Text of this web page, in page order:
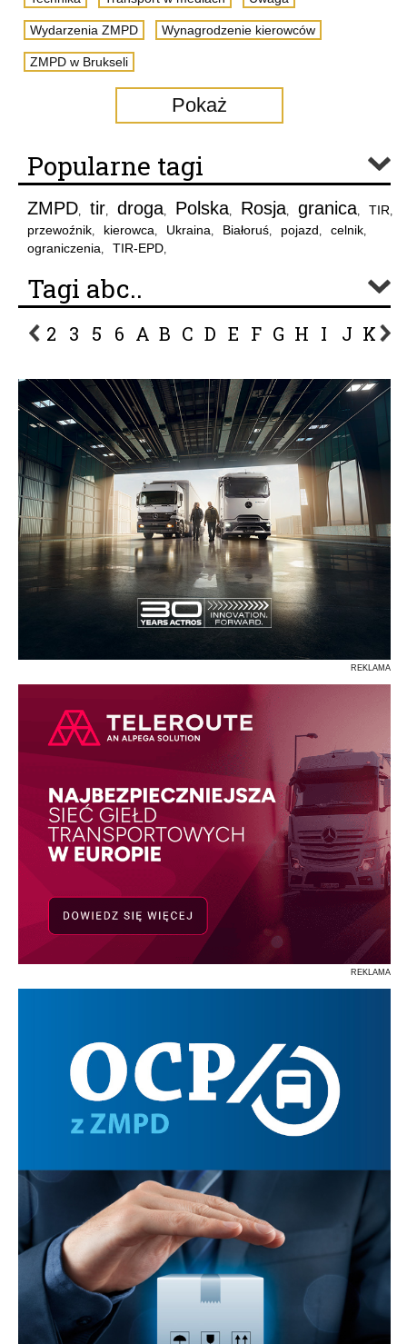
Wydarzenia ZMPD Wynagrodzenie kierowców
ZMPD w Brukseli
Pokaż
Popularne tagi
ZMPD, tir, droga, Polska, Rosja, granica, TIR,
przewoźnik, kierowca, Ukraina, Białoruś, pojazd, celnik,
ograniczenia, TIR-EPD,
Tagi abc..
2 3 5 6 A B C D E F G H I J K L
REKLAMA
REKLAMA